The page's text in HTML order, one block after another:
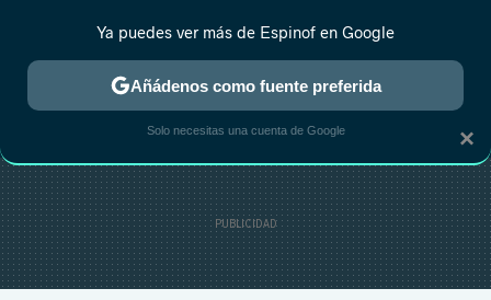
ESTRENOS REALITY ANIME RANKINGS CINE
×
Ya puedes ver más de Espinof en Google
Añádenos como fuente preferida
Solo necesitas una cuenta de Google